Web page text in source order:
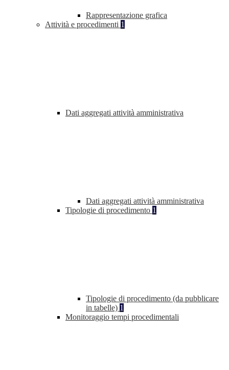
Rappresentazione grafica
Attività e procedimenti 1
Dati aggregati attività amministrativa
Dati aggregati attività amministrativa
Tipologie di procedimento 1
Tipologie di procedimento (da pubblicare
in tabelle) 1
Monitoraggio tempi procedimentali